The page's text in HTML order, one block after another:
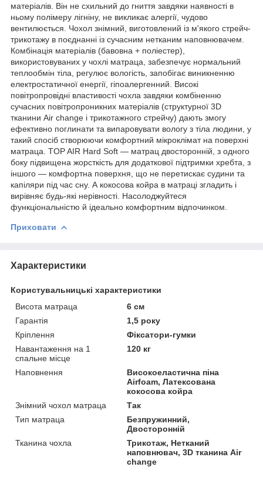
матеріалів. Він не схильний до гниття завдяки наявності в
ньому полімеру лігніну, не викликає алергії, чудово
вентилюється. Чохол знімний, виготовлений із м'якого стрейч-
трикотажу в поєднанні із сучасним нетканим наповнювачем.
Комбінація матеріалів (бавовна + поліестер),
використовуваних у чохлі матраца, забезпечує нормальний
теплообмін тіла, регулює вологість, запобігає виникненню
електростатичної енергії, гіпоалергенний. Високі
повітропровідні властивості чохла завдяки комбіненню
сучасних повітропроникних матеріалів (структурної 3D
тканини Air change і трикотажного стрейчу) дають змогу
ефективно поглинати та випаровувати вологу з тіла людини, у
такий спосіб створюючи комфортний мікроклімат на поверхні
матраца. TOP AIR Hard Soft — матрац двосторонній, з одного
боку підвищена жорсткість для додаткової підтримки хребта, з
іншого — комфортна поверхня, що не перетискає судини та
капіляри під час сну. А кокосова койра в матраці згладить і
вирівняє будь-які нерівності. Насолоджуйтеся
функціональністю й ідеально комфортним відпочинком.
Приховати
Характеристики
Користувальницькі характеристики
Висота матраца
6 см
Гарантія
1,5 року
Кріплення
Фіксатори-гумки
Навантаження на 1
спальне місце
120 кг
Наповнення
Високоеластична піна
Airfoam, Латексована
кокосова койра
Знімний чохол матраца
Так
Тип матраца
Безпружинний,
Двосторонній
Тканина чохла
Трикотаж, Нетканий
наповнювач, 3D тканина Air
change